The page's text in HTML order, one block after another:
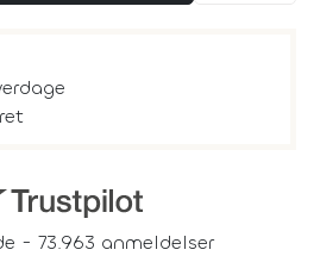
- 73.963 anmeldelser